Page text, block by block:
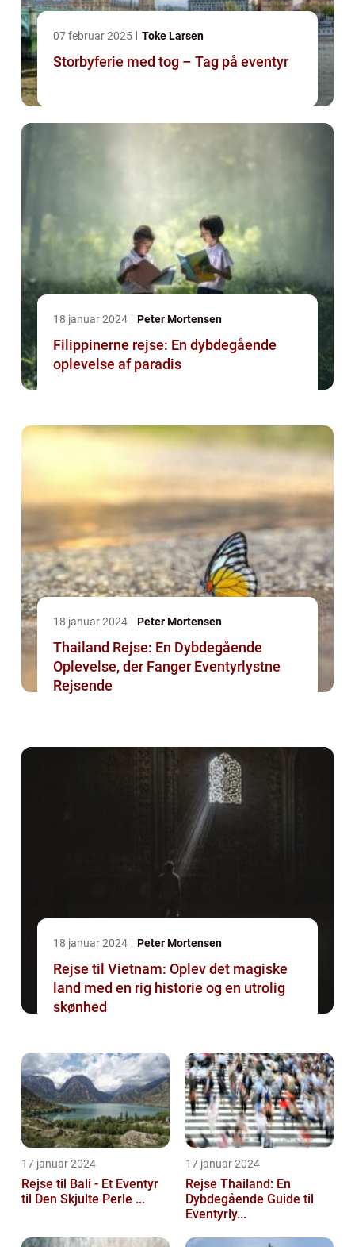
07 februar 2025 Toke Larsen
Storbyferie med tog – Tag på eventyr
18 januar 2024 Peter Mortensen
Filippinerne rejse: En dybdegående
oplevelse af paradis
18 januar 2024 Peter Mortensen
Thailand Rejse: En Dybdegående
Oplevelse, der Fanger Eventyrlystne
Rejsende
18 januar 2024 Peter Mortensen
Rejse til Vietnam: Oplev det magiske
land med en rig historie og en utrolig
skønhed
17 januar 2024
Rejse til Bali - Et Eventyr
til Den Skjulte Perle ...
17 januar 2024
Rejse Thailand: En
Dybdegående Guide til
Eventyrly...